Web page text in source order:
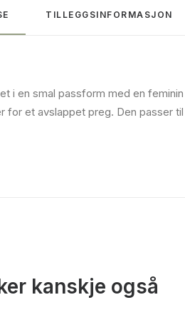
TILLEGGSINFORMASJON
i en smal passform med en
et avslappet preg. Den passer
kanskje også